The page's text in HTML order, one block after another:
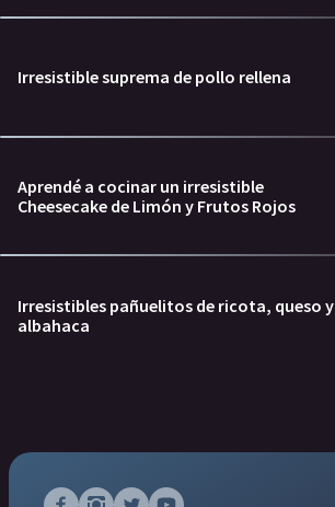
Irresistible suprema de pollo rellena
Aprendé a cocinar un irresistible
Cheesecake de Limón y Frutos Rojos
Irresistibles pañuelitos de ricota, queso y
albahaca